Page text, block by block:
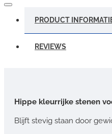
PRODUCT
REVIEWS
Hippe kleurrijke stenen
Blijft stevig staan door